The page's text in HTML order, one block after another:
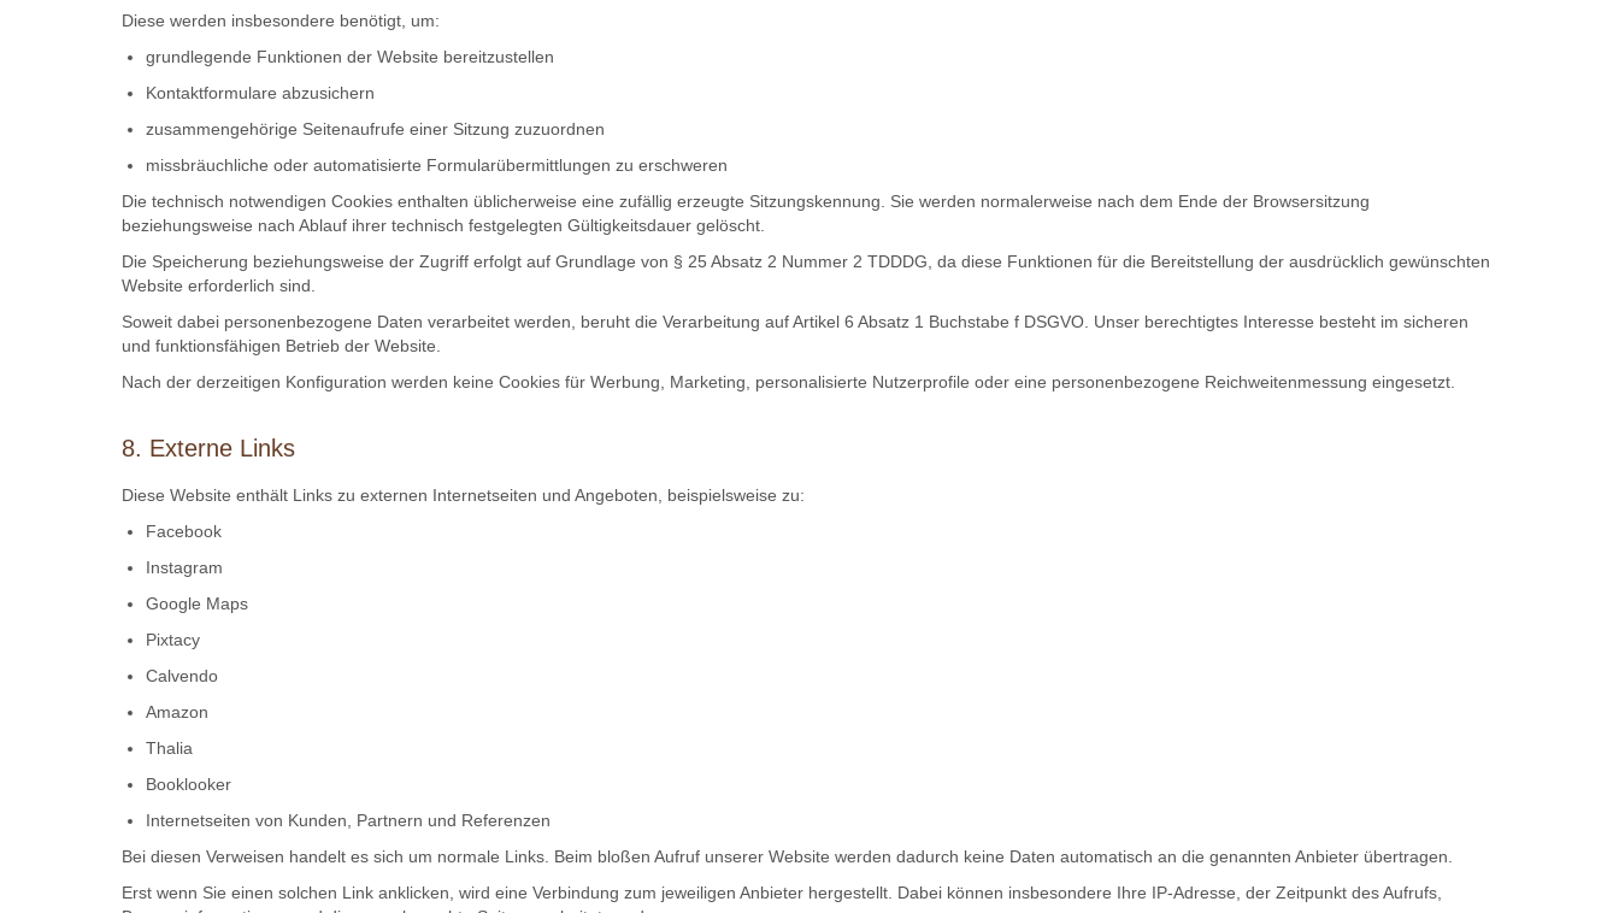
Diese werden insbesondere benötigt, um:
grundlegende Funktionen der Website bereitzustellen
Kontaktformulare abzusichern
zusammengehörige Seitenaufrufe einer Sitzung zuzuordnen
missbräuchliche oder automatisierte Formularübermittlungen zu erschweren
Die technisch notwendigen Cookies enthalten üblicherweise eine zufällig erzeugte Sitzungskennung. Sie werden normalerweise nach dem Ende der Browsersitzung
beziehungsweise nach Ablauf ihrer technisch festgelegten Gültigkeitsdauer gelöscht.
Die Speicherung beziehungsweise der Zugriff erfolgt auf Grundlage von § 25 Absatz 2 Nummer 2 TDDDG, da diese Funktionen für die Bereitstellung der ausdrücklich gewünschten
Website erforderlich sind.
Soweit dabei personenbezogene Daten verarbeitet werden, beruht die Verarbeitung auf Artikel 6 Absatz 1 Buchstabe f DSGVO. Unser berechtigtes Interesse besteht im sicheren
und funktionsfähigen Betrieb der Website.
Nach der derzeitigen Konfiguration werden keine Cookies für Werbung, Marketing, personalisierte Nutzerprofile oder eine personenbezogene Reichweitenmessung eingesetzt.
8. Externe Links
Diese Website enthält Links zu externen Internetseiten und Angeboten, beispielsweise zu:
Facebook
Instagram
Google Maps
Pixtacy
Calvendo
Amazon
Thalia
Booklooker
Internetseiten von Kunden, Partnern und Referenzen
Bei diesen Verweisen handelt es sich um normale Links. Beim bloßen Aufruf unserer Website werden dadurch keine Daten automatisch an die genannten Anbieter übertragen.
Erst wenn Sie einen solchen Link anklicken, wird eine Verbindung zum jeweiligen Anbieter hergestellt. Dabei können insbesondere Ihre IP-Adresse, der Zeitpunkt des Aufrufs,